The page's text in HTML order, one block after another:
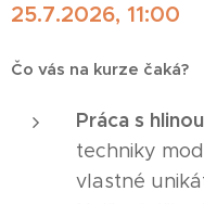
25.7.2026, 11:00
Čo vás na kurze čaká?
Práca s hlinou
techniky
vlastné